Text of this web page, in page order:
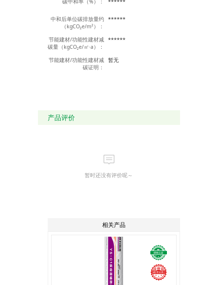
中和后单位碳排放量约
（kgCO₂e/m²）：
******
节能建材/功能性建材减
碳量（kgCO₂e/㎡·a）：
******
节能建材/功能性建材减
碳证明：
暂无
产品评价
暂时还没有评价呢～
相关产品